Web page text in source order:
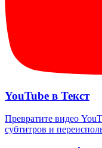
YouTube в Текст
Превратите видео
субтитров и